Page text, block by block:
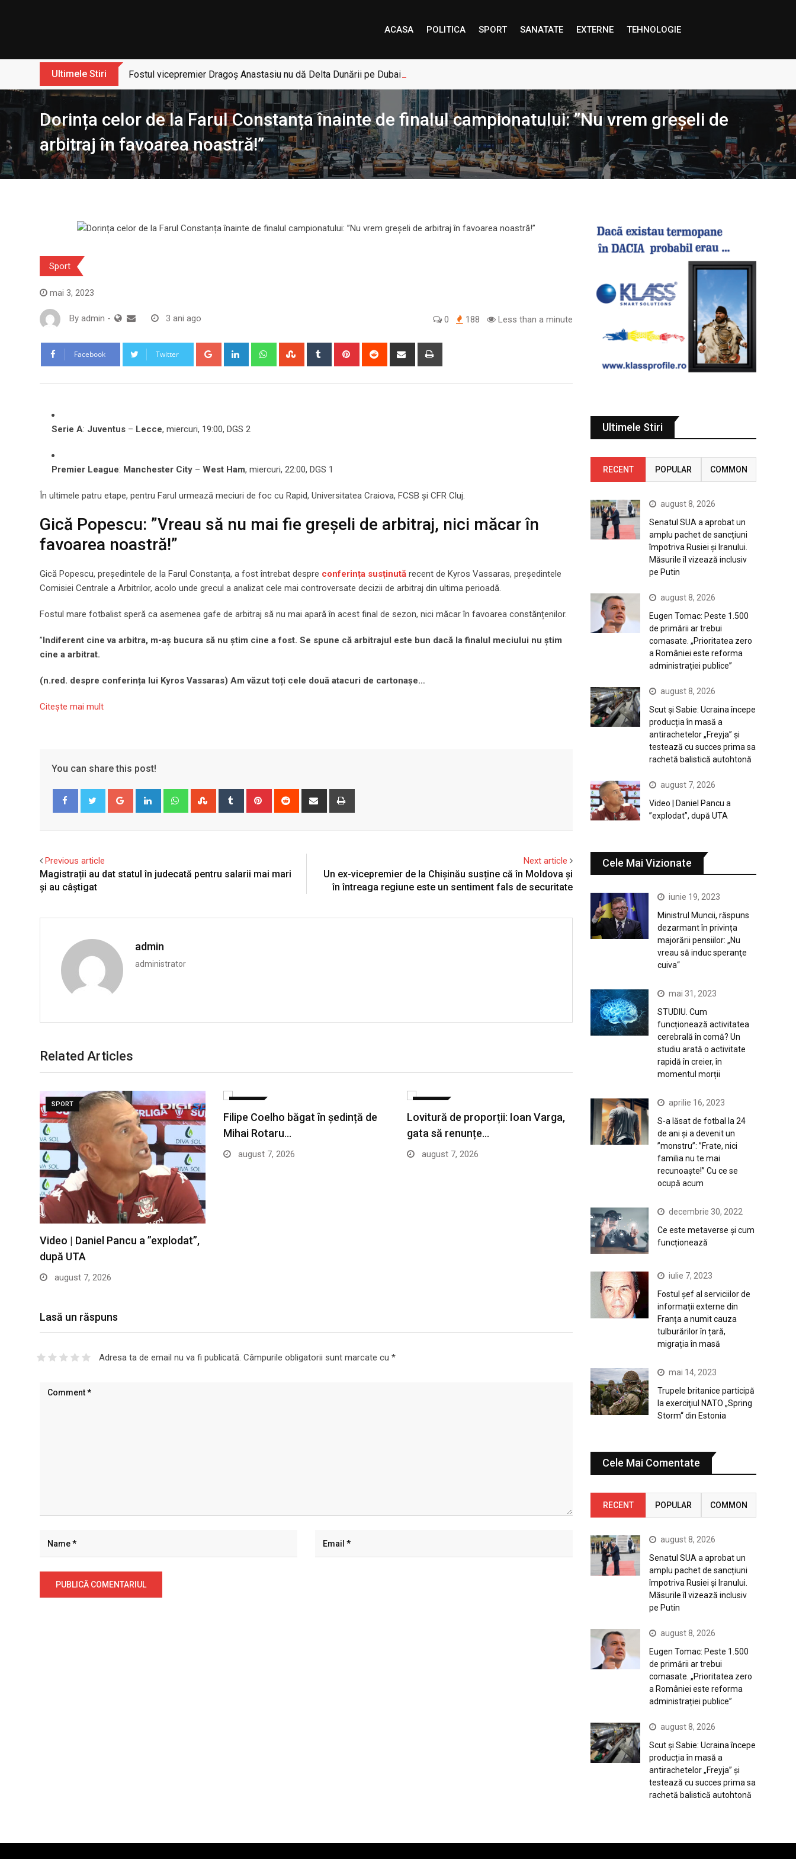
ACASA POLITICA SPORT SANATATE EXTERNE TEHNOLOGIE
Ultimele Stiri Fostul vicepremier Dragoș Anastasiu nu dă Delta Dunării pe Dubai: „Uneori, Paradisul este mai aproape decât credem”
Dorința celor de la Farul Constanța înainte de finalul campionatului: ”Nu vrem greșeli de
arbitraj în favoarea noastră!”
Sport
mai 3, 2023
By admin - 3 ani ago 0 188 Less than a minute
Facebook Twitter Google+ LinkedIn WhatsappStumbleUpon
Tumblr Pinterest Reddit
Share
Serie A: Juventus – Lecce, miercuri, 19:00, DGS 2
Premier League: Manchester City – West Ham, miercuri, 22:00, DGS 1
În ultimele patru etape, pentru Farul urmează meciuri de foc cu Rapid, Universitatea Craiova, FCSB și CFR Cluj.
Gică Popescu: ”Vreau să nu mai fie greșeli de arbitraj, nici măcar în
favoarea noastră!”
Gică Popescu, președintele de la Farul Constanța, a fost întrebat despre conferința susținută recent de Kyros Vassaras, președintele
Comisiei Centrale a Arbitrilor, acolo unde grecul a analizat cele mai controversate decizii de arbitraj din ultima perioadă.
Fostul mare fotbalist speră ca asemenea gafe de arbitraj să nu mai apară în acest final de sezon, nici măcar în favoarea constănțenilor.
”Indiferent cine va arbitra, m-aș bucura să nu știm cine a fost. Se spune că arbitrajul este bun dacă la finalul meciului nu știm
cine a arbitrat.
(n.red. despre conferința lui Kyros Vassaras) Am văzut toți cele două atacuri de cartonașe…
Citeşte mai mult
You can share this post!
Google+ LinkedIn WhatsappStumbleUpon
Tumblr Pinterest Reddit
Share
Previous article
Magistrații au dat statul în judecată pentru salarii mai mari
și au câștigat
Next article
Un ex-vicepremier de la Chișinău susține că în Moldova și
în întreaga regiune este un sentiment fals de securitate
admin
administrator
Related Articles
SPORT
Video | Daniel Pancu a ”explodat”,
după UTA
august 7, 2026
Filipe Coelho băgat în ședință de
Mihai Rotaru…
august 7, 2026
Lovitură de proporții: Ioan Varga,
gata să renunțe…
august 7, 2026
Lasă un răspuns
Adresa ta de email nu va fi publicată. Câmpurile obligatorii sunt marcate cu *
Ultimele Stiri
RECENT POPULAR COMMON
august 8, 2026
Senatul SUA a aprobat un
amplu pachet de sancțiuni
împotriva Rusiei și Iranului.
Măsurile îl vizează inclusiv
pe Putin
august 8, 2026
Eugen Tomac: Peste 1.500
de primării ar trebui
comasate. „Prioritatea zero
a României este reforma
administrației publice”
august 8, 2026
Scut și Sabie: Ucraina începe
producția în masă a
antirachetelor „Freyja” și
testează cu succes prima sa
rachetă balistică autohtonă
august 7, 2026
Video | Daniel Pancu a
”explodat”, după UTA
Cele Mai Vizionate
iunie 19, 2023
Ministrul Muncii, răspuns
dezarmant în privința
majorării pensiilor: „Nu
vreau să induc speranţe
cuiva“
mai 31, 2023
STUDIU. Cum
funcționează activitatea
cerebrală în comă? Un
studiu arată o activitate
rapidă în creier, în
momentul morții
aprilie 16, 2023
S-a lăsat de fotbal la 24
de ani și a devenit un
”monstru”: ”Frate, nici
familia nu te mai
recunoaște!” Cu ce se
ocupă acum
decembrie 30, 2022
Ce este metaverse și cum
funcționează
iulie 7, 2023
Fostul șef al serviciilor de
informații externe din
Franța a numit cauza
tulburărilor în țară,
migrația în masă
mai 14, 2023
Trupele britanice participă
la exerciţiul NATO „Spring
Storm“ din Estonia
Cele Mai Comentate
RECENT POPULAR COMMON
august 8, 2026
Senatul SUA a aprobat un
amplu pachet de sancțiuni
împotriva Rusiei și Iranului.
Măsurile îl vizează inclusiv
pe Putin
august 8, 2026
Eugen Tomac: Peste 1.500
de primării ar trebui
comasate. „Prioritatea zero
a României este reforma
administrației publice”
august 8, 2026
Scut și Sabie: Ucraina începe
producția în masă a
antirachetelor „Freyja” și
testează cu succes prima sa
rachetă balistică autohtonă